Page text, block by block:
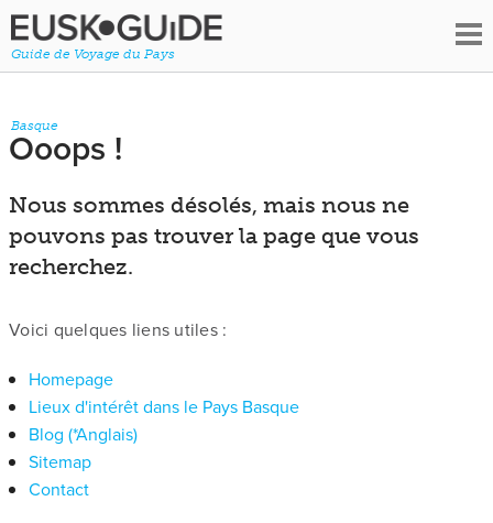
Guide de Voyage du Pays
Basque
Ooops !
Nous sommes désolés, mais nous ne
pouvons pas trouver la page que vous
recherchez.
Voici quelques liens utiles :
Homepage
Lieux d'intérêt dans le Pays Basque
Blog (*Anglais)
Sitemap
Contact